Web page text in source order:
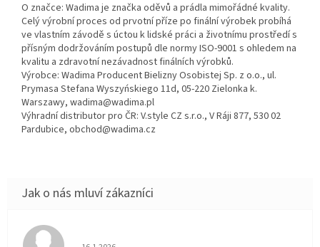
O značce: Wadima je značka oděvů a prádla mimořádné kvality.
Celý výrobní proces od prvotní příze po finální výrobek probíhá
ve vlastním závodě s úctou k lidské práci a životnímu prostředí s
přísným dodržováním postupů dle normy ISO-9001 s ohledem na
kvalitu a zdravotní nezávadnost finálních výrobků.
Výrobce: Wadima Producent Bielizny Osobistej Sp. z o.o., ul.
Prymasa Stefana Wyszyńskiego 11d, 05-220 Zielonka k.
Warszawy, wadima@wadima.pl
Výhradní distributor pro ČR: V.style CZ s.r.o., V Ráji 877, 530 02
Pardubice, obchod@wadima.cz
Hodnocení obchodu je 5 z 5 hvězdiček.